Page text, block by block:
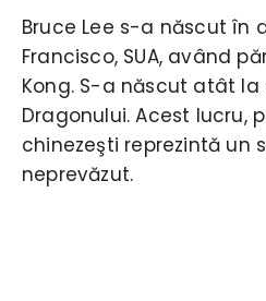
Bruce Lee s-a născut în
Francisco, SUA, având
Kong. S-a născut atât
Dragonului. Acest lucru,
chinezeşti reprezintă un
neprevăzut.